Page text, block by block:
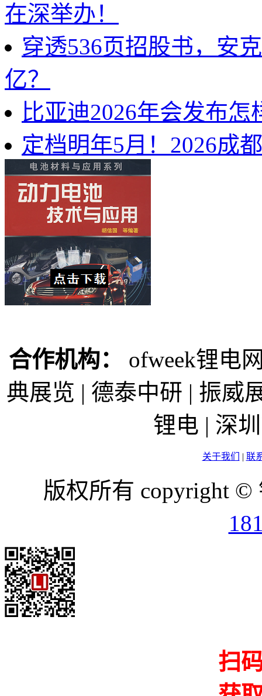
在深举办！
穿透536页招股书，安
亿？
比亚迪2026年会发布
定档明年5月！2026成
合作机构：
ofweek锂电
典展览 | 德泰中研 | 振威
锂电 | 深
关于我们 | 联
版权所有 copyright
扫